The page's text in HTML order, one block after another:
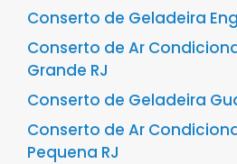
Conserto de Geladeira
Conserto de Ar
Grande RJ
Conserto de Geladeira
Conserto de Ar
Pequena RJ